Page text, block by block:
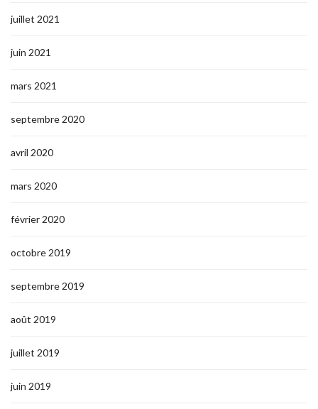
juillet 2021
juin 2021
mars 2021
septembre 2020
avril 2020
mars 2020
février 2020
octobre 2019
septembre 2019
août 2019
juillet 2019
juin 2019